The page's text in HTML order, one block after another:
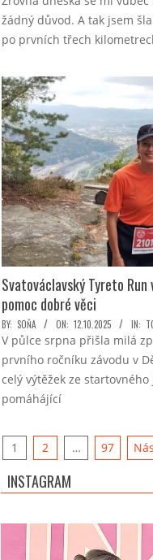
15
žádný důvod. A tak jsem
po prvních třech
Svatováclavský Tyreto
pomoc dobré věci
2025-
10-
12
BY: SOŇA ON: 12.10.2025 IN:
V půlce srpna přišla milá
prvního ročníku závodu v
celý výtěžek ze
pomáhájící
Stránkování
příspěvků
1 2 … 97
INSTAGRAM